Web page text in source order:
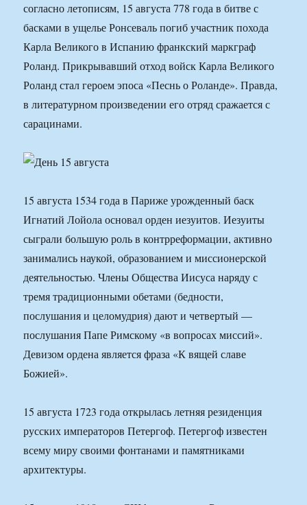
согласно летописям, 15 августа 778 года в битве с
басками в ущелье Ронсеваль погиб участник похода
Карла Великого в Испанию франкский маркграф
Роланд. Прикрывавший отход войск Карла Великого
Роланд стал героем эпоса «Песнь о Роланде». Правда,
в литературном произведении его отряд сражается с
сарацинами.
15 августа 1534 года в Париже урожденный баск
Игнатий Лойола основал орден иезуитов. Иезуиты
сыграли большую роль в контрреформации, активно
занимались наукой, образованием и миссионерской
деятельностью. Члены Общества Иисуса наряду с
тремя традиционными обетами (бедности,
послушания и целомудрия) дают и четвертый —
послушания Папе Римскому «в вопросах миссий».
Девизом ордена является фраза «К вящей славе
Божией».
15 августа 1723 года открылась летняя резиденция
русских императоров Петергоф. Петергоф известен
всему миру своими фонтанами и памятниками
архитектуры.